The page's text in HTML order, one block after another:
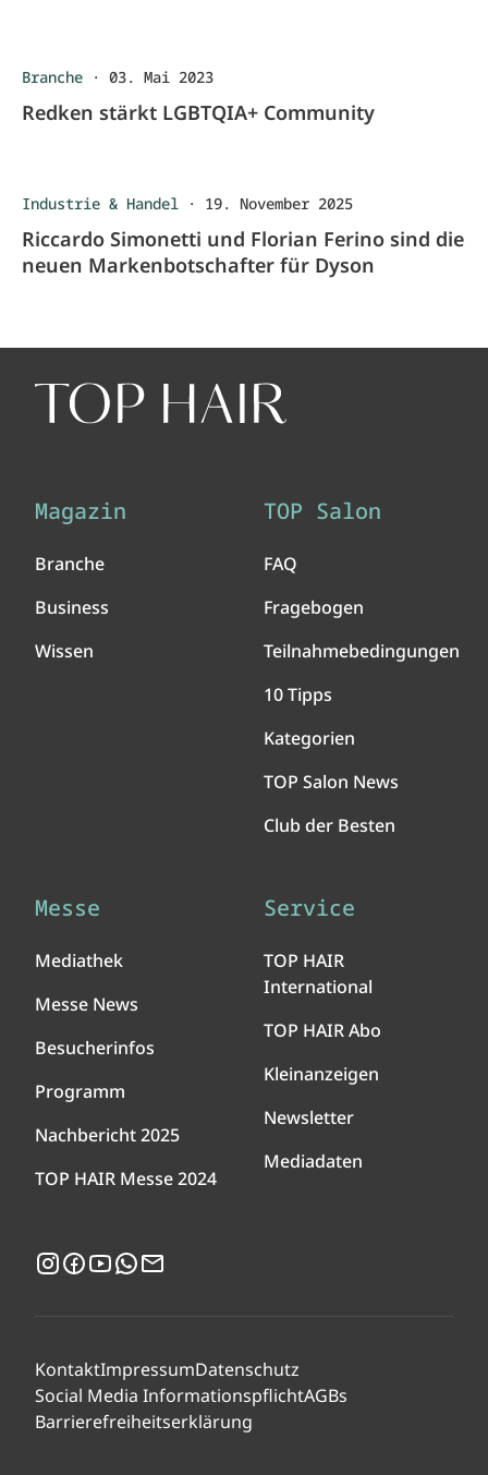
Branche · 03. Mai 2023
Redken stärkt LGBTQIA+ Community
Industrie & Handel · 19. November 2025
Riccardo Simonetti und Florian Ferino sind die
neuen Markenbotschafter für Dyson
Magazin
Branche
Business
Wissen
TOP Salon
FAQ
Fragebogen
Teilnahmebedingungen
10 Tipps
Kategorien
TOP Salon News
Club der Besten
Messe
Mediathek
Messe News
Besucherinfos
Programm
Nachbericht 2025
TOP HAIR Messe 2024
Service
TOP HAIR
International
TOP HAIR Abo
Kleinanzeigen
Newsletter
Mediadaten
Instagram
Facebook
YouTubeWhatsApp
KontaktImpressumDatenschutz
Social Media InformationspflichtAGBs
Barrierefreiheitserklärung